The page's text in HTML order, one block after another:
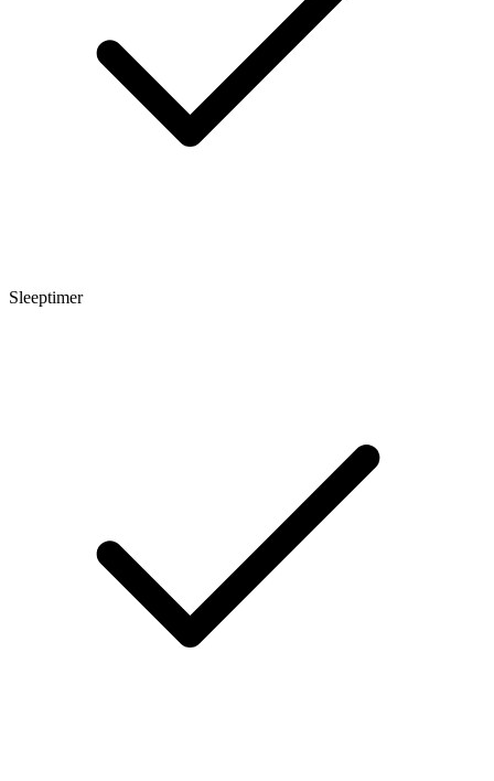
Sleeptimer